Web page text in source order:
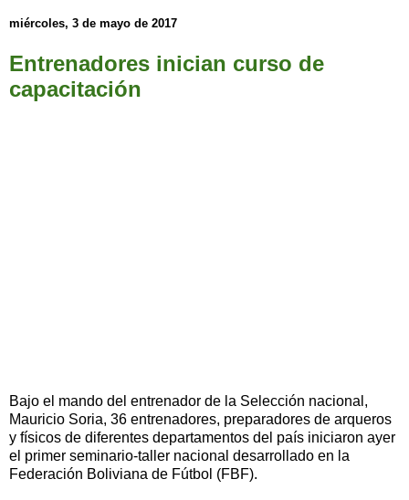
miércoles, 3 de mayo de 2017
Entrenadores inician curso de
capacitación
Bajo el mando del entrenador de la Selección nacional,
Mauricio Soria, 36 entrenadores, preparadores de arqueros
y físicos de diferentes departamentos del país iniciaron ayer
el primer seminario-taller nacional desarrollado en la
Federación Boliviana de Fútbol (FBF).